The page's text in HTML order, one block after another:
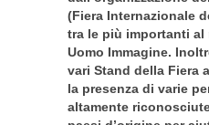
(Fiera Internazionale
tra le più importanti al
Uomo Immagine.
vari Stand della Fiera
la presenza di varie
altamente